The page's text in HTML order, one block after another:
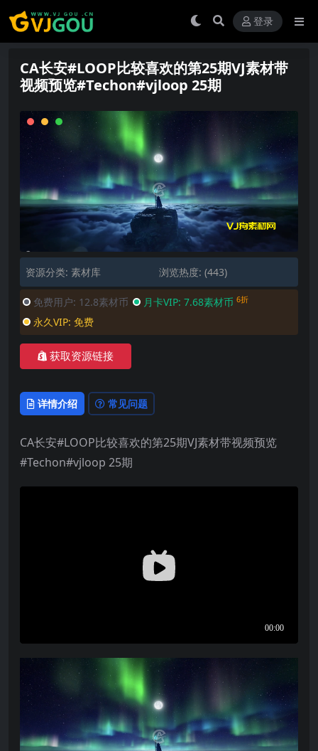
登录
CA长安#LOOP比较喜欢的第25期VJ素材带
视频预览#Techon#vjloop 25期
资源分类: 素材库 浏览热度: (443)
免费用户: 12.8素材币 月卡VIP: 7.68素材币 6折
永久VIP: 免费
获取资源链接
详情介绍 常见问题
CA长安#LOOP比较喜欢的第25期VJ素材带视频预览
#Techon#vjloop 25期